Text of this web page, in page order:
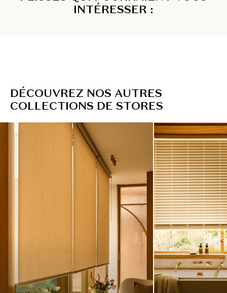
INTÉRESSER :
DÉCOUVREZ NOS AUTRES
COLLECTIONS DE STORES